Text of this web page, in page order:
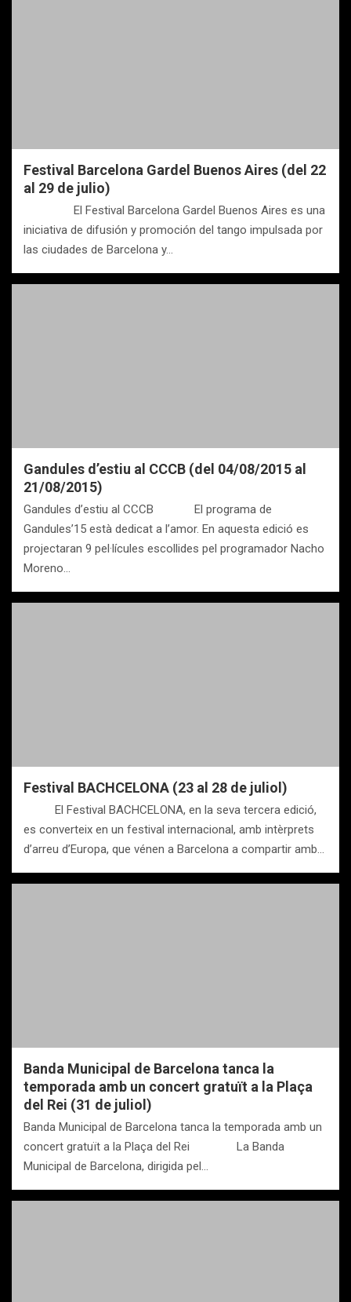
Festival Barcelona Gardel Buenos Aires (del 22
al 29 de julio)
El Festival Barcelona Gardel Buenos Aires es una
iniciativa de difusión y promoción del tango impulsada por
las ciudades de Barcelona y…
Gandules d’estiu al CCCB (del 04/08/2015 al
21/08/2015)
Gandules d’estiu al CCCB El programa de
Gandules’15 està dedicat a l’amor. En aquesta edició es
projectaran 9 pel·lícules escollides pel programador Nacho
Moreno…
Festival BACHCELONA (23 al 28 de juliol)
El Festival BACHCELONA, en la seva tercera edició,
es converteix en un festival internacional, amb intèrprets
d’arreu d’Europa, que vénen a Barcelona a compartir amb…
Banda Municipal de Barcelona tanca la
temporada amb un concert gratuït a la Plaça
del Rei (31 de juliol)
Banda Municipal de Barcelona tanca la temporada amb un
concert gratuït a la Plaça del Rei La Banda
Municipal de Barcelona, dirigida pel…